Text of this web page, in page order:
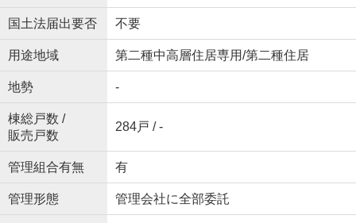
国土法届出要否 不要
用途地域 第二種中高層住居専用/第二種住居
地勢 -
棟総戸数 /
販売戸数
284戸 / -
管理組合有無 有
管理形態 管理会社に全部委託